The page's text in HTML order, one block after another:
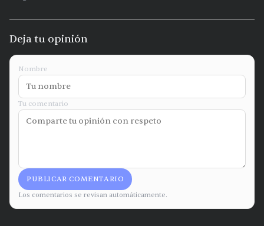
Deja tu opinión
Nombre
Tu comentario
PUBLICAR COMENTARIO
Los comentarios se revisan automáticamente.